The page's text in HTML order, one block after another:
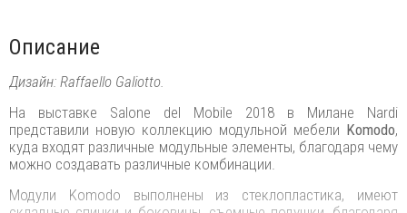
Описание
Дизайн: Raffaello Galiotto.
На выставке Salone del Mobile 2018 в Милане Nardi
представили новую коллекцию модульной мебели Komodo,
куда входят различные модульные элементы, благодаря чему
можно создавать различные комбинации.
Модули Komodo выполнены из стеклопластика, имеют